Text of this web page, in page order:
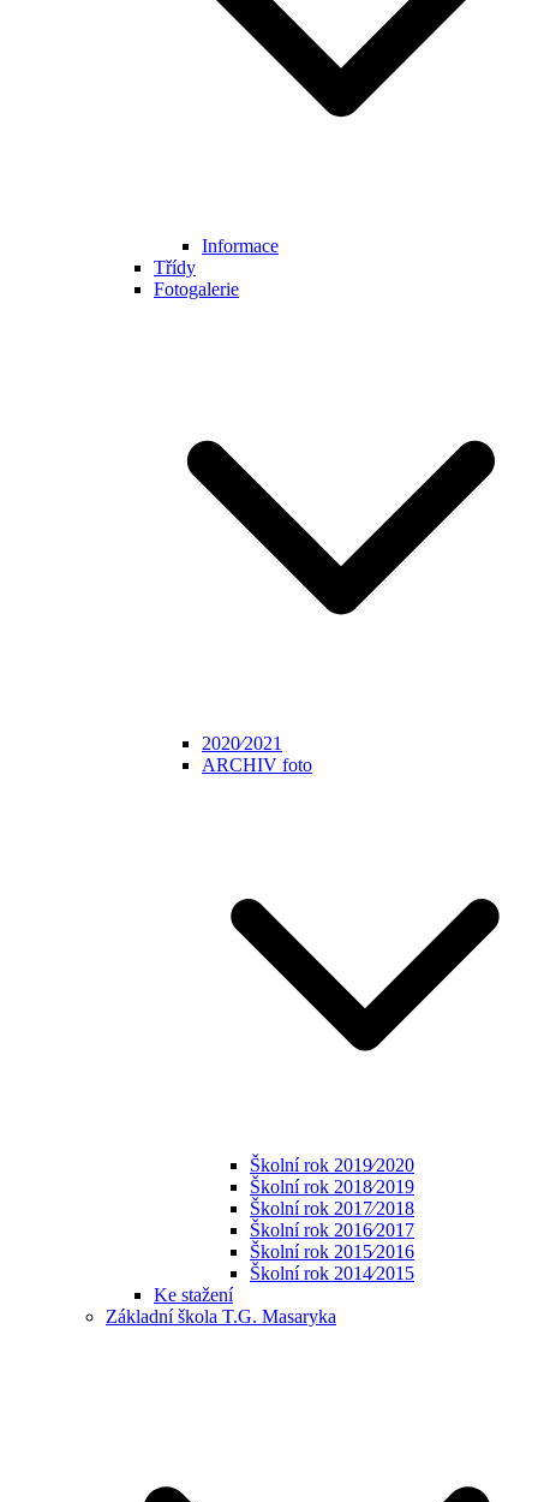
Informace
Třídy
Fotogalerie
2020⁄2021
ARCHIV foto
Školní rok 2019⁄2020
Školní rok 2018⁄2019
Školní rok 2017⁄2018
Školní rok 2016⁄2017
Školní rok 2015⁄2016
Školní rok 2014⁄2015
Ke stažení
Základní škola T.G. Masaryka